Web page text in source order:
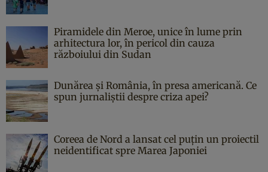
Piramidele din Meroe, unice în lume prin
arhitectura lor, în pericol din cauza
războiului din Sudan
Dunărea și România, în presa americană. Ce
spun jurnaliștii despre criza apei?
Coreea de Nord a lansat cel puțin un proiectil
neidentificat spre Marea Japoniei